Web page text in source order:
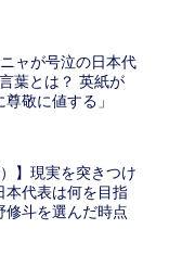
ャが号泣の日本代
葉とは？ 英紙が
尊敬に値する」
】現実を突きつけ
本代表は何を目指
修斗を選んだ時点